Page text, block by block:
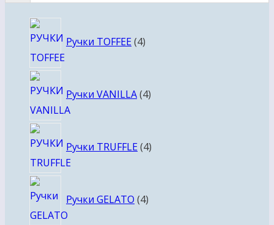
Ручки TOFFEE 4товара
Ручки VANILLA 4товара
Ручки TRUFFLE 4товара
Ручки GELATO 4товара